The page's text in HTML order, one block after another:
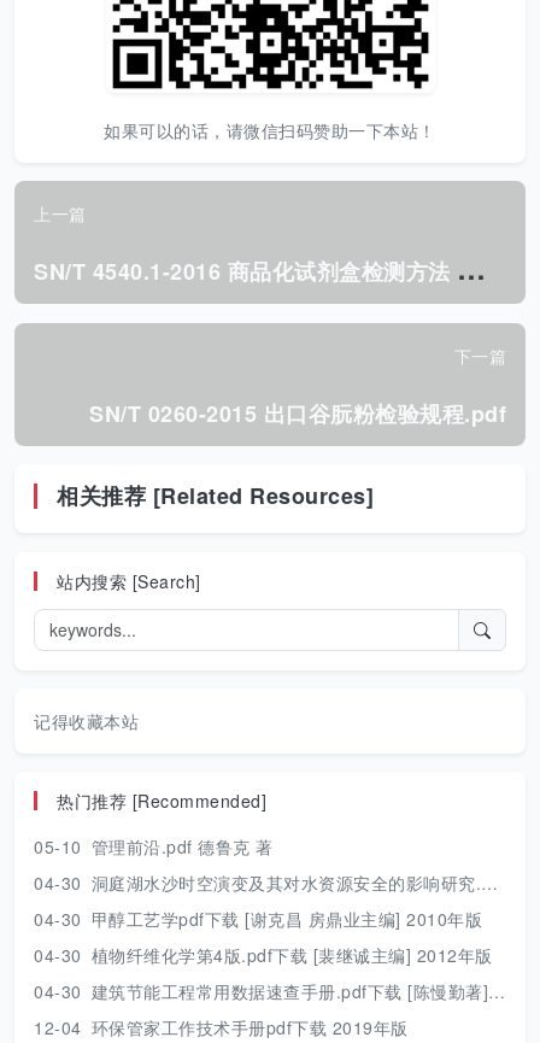
如果可以的话，请微信扫码赞助一下本站！
上一篇
S
N/T 4540.1-2016 商品化试剂盒检测方法 孔雀石绿 方法一.pdf
下一篇
SN/T 0260-2015 出口谷朊粉检验规程.pdf
相关推荐 [Related Resources]
站内搜索 [Search]
记得收藏本站
热门推荐 [Recommended]
05-10 管理前沿.pdf 德鲁克 著
04-30 洞庭湖水沙时空演变及其对水资源安全的影响研究.pdf 胡光伟 著 2017年版
04-30 甲醇工艺学pdf下载 [谢克昌 房鼎业主编] 2010年版
04-30 植物纤维化学第4版.pdf下载 [裴继诚主编] 2012年版
04-30 建筑节能工程常用数据速查手册.pdf下载 [陈慢勤著] 2010年版
12-04 环保管家工作技术手册pdf下载 2019年版